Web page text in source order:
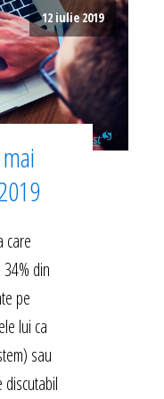
12 iulie 2019
care
din
pe
lui ca
sau